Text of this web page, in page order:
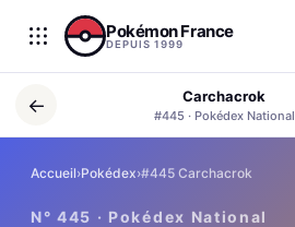
Aller au contenu
Pokémon France
DEPUIS 1999
← Carchacrok
#445 · Pokédex National
Accueil›Pokédex›#445 Carchacrok
N° 445 · Pokédex National